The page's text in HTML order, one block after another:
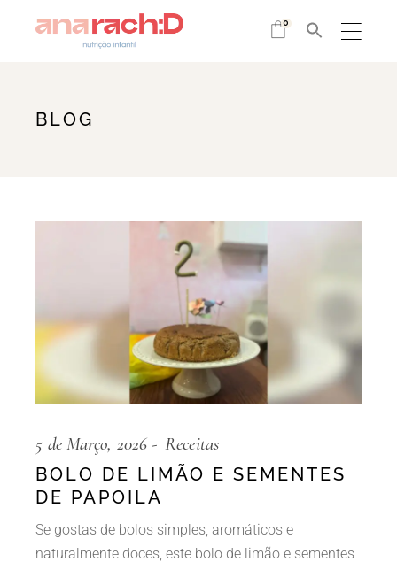
0
BLOG
5 de Março, 2026 Receitas
BOLO DE LIMÃO E SEMENTES
DE PAPOILA
Se gostas de bolos simples, aromáticos e
naturalmente doces, este bolo de limão e sementes